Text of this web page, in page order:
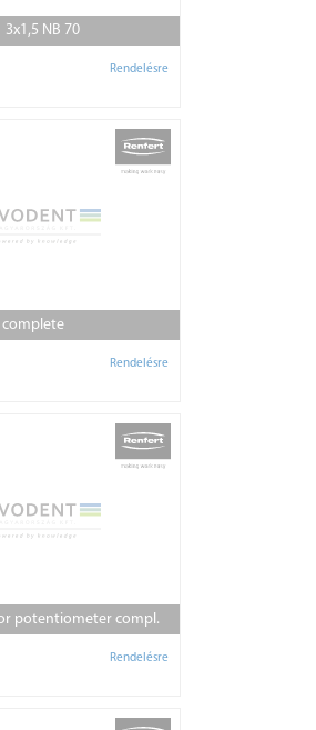
NB 70
Rendelésre
complete
Rendelésre
potentiometer compl.
Rendelésre